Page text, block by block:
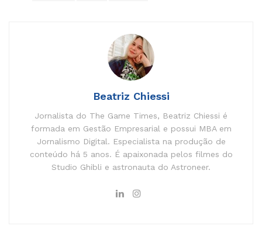
Beatriz Chiessi
Jornalista do The Game Times, Beatriz Chiessi é
formada em Gestão Empresarial e possui MBA em
Jornalismo Digital. Especialista na produção de
conteúdo há 5 anos. É apaixonada pelos filmes do
Studio Ghibli e astronauta do Astroneer.